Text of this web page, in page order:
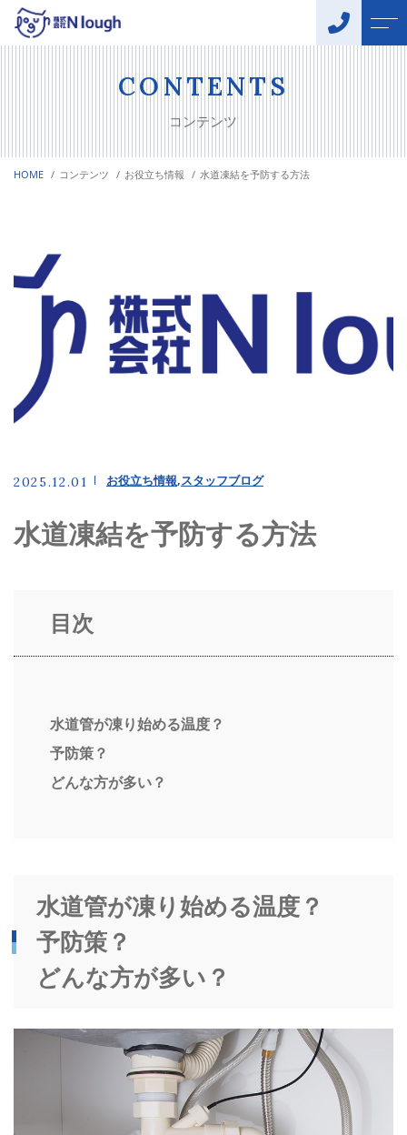
（株）Nloughについて
施工メニュー
キャンペーン
よくある質問
メールでのお問い合わせ
CONTENTS
コンテンツ
HOME コンテンツ お役立ち情報 水道凍結を予防する方法
2025.12.01 お役立ち情報 スタッフブログ
水道凍結を予防する方法
目次
水道管が凍り始める温度？
予防策？
どんな方が多い？
水道管が凍り始める温度？
予防策？
どんな方が多い？